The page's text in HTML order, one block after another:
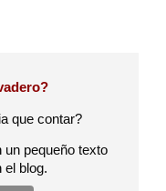
que contar?
pequeño texto
el blog.